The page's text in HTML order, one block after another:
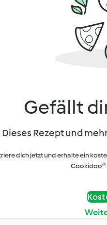
Gefällt
Dieses Rezept und
dich jetzt und erhalte ein
Cookidoo®